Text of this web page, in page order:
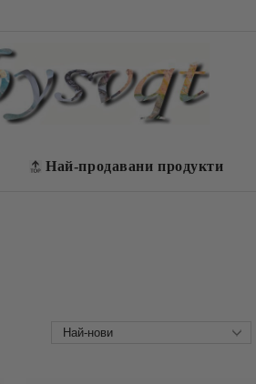
Най-продавани продукти